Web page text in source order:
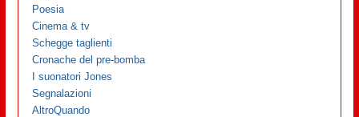
Poesia
Cinema & tv
Schegge taglienti
Cronache del pre-bomba
I suonatori Jones
Segnalazioni
AltroQuando